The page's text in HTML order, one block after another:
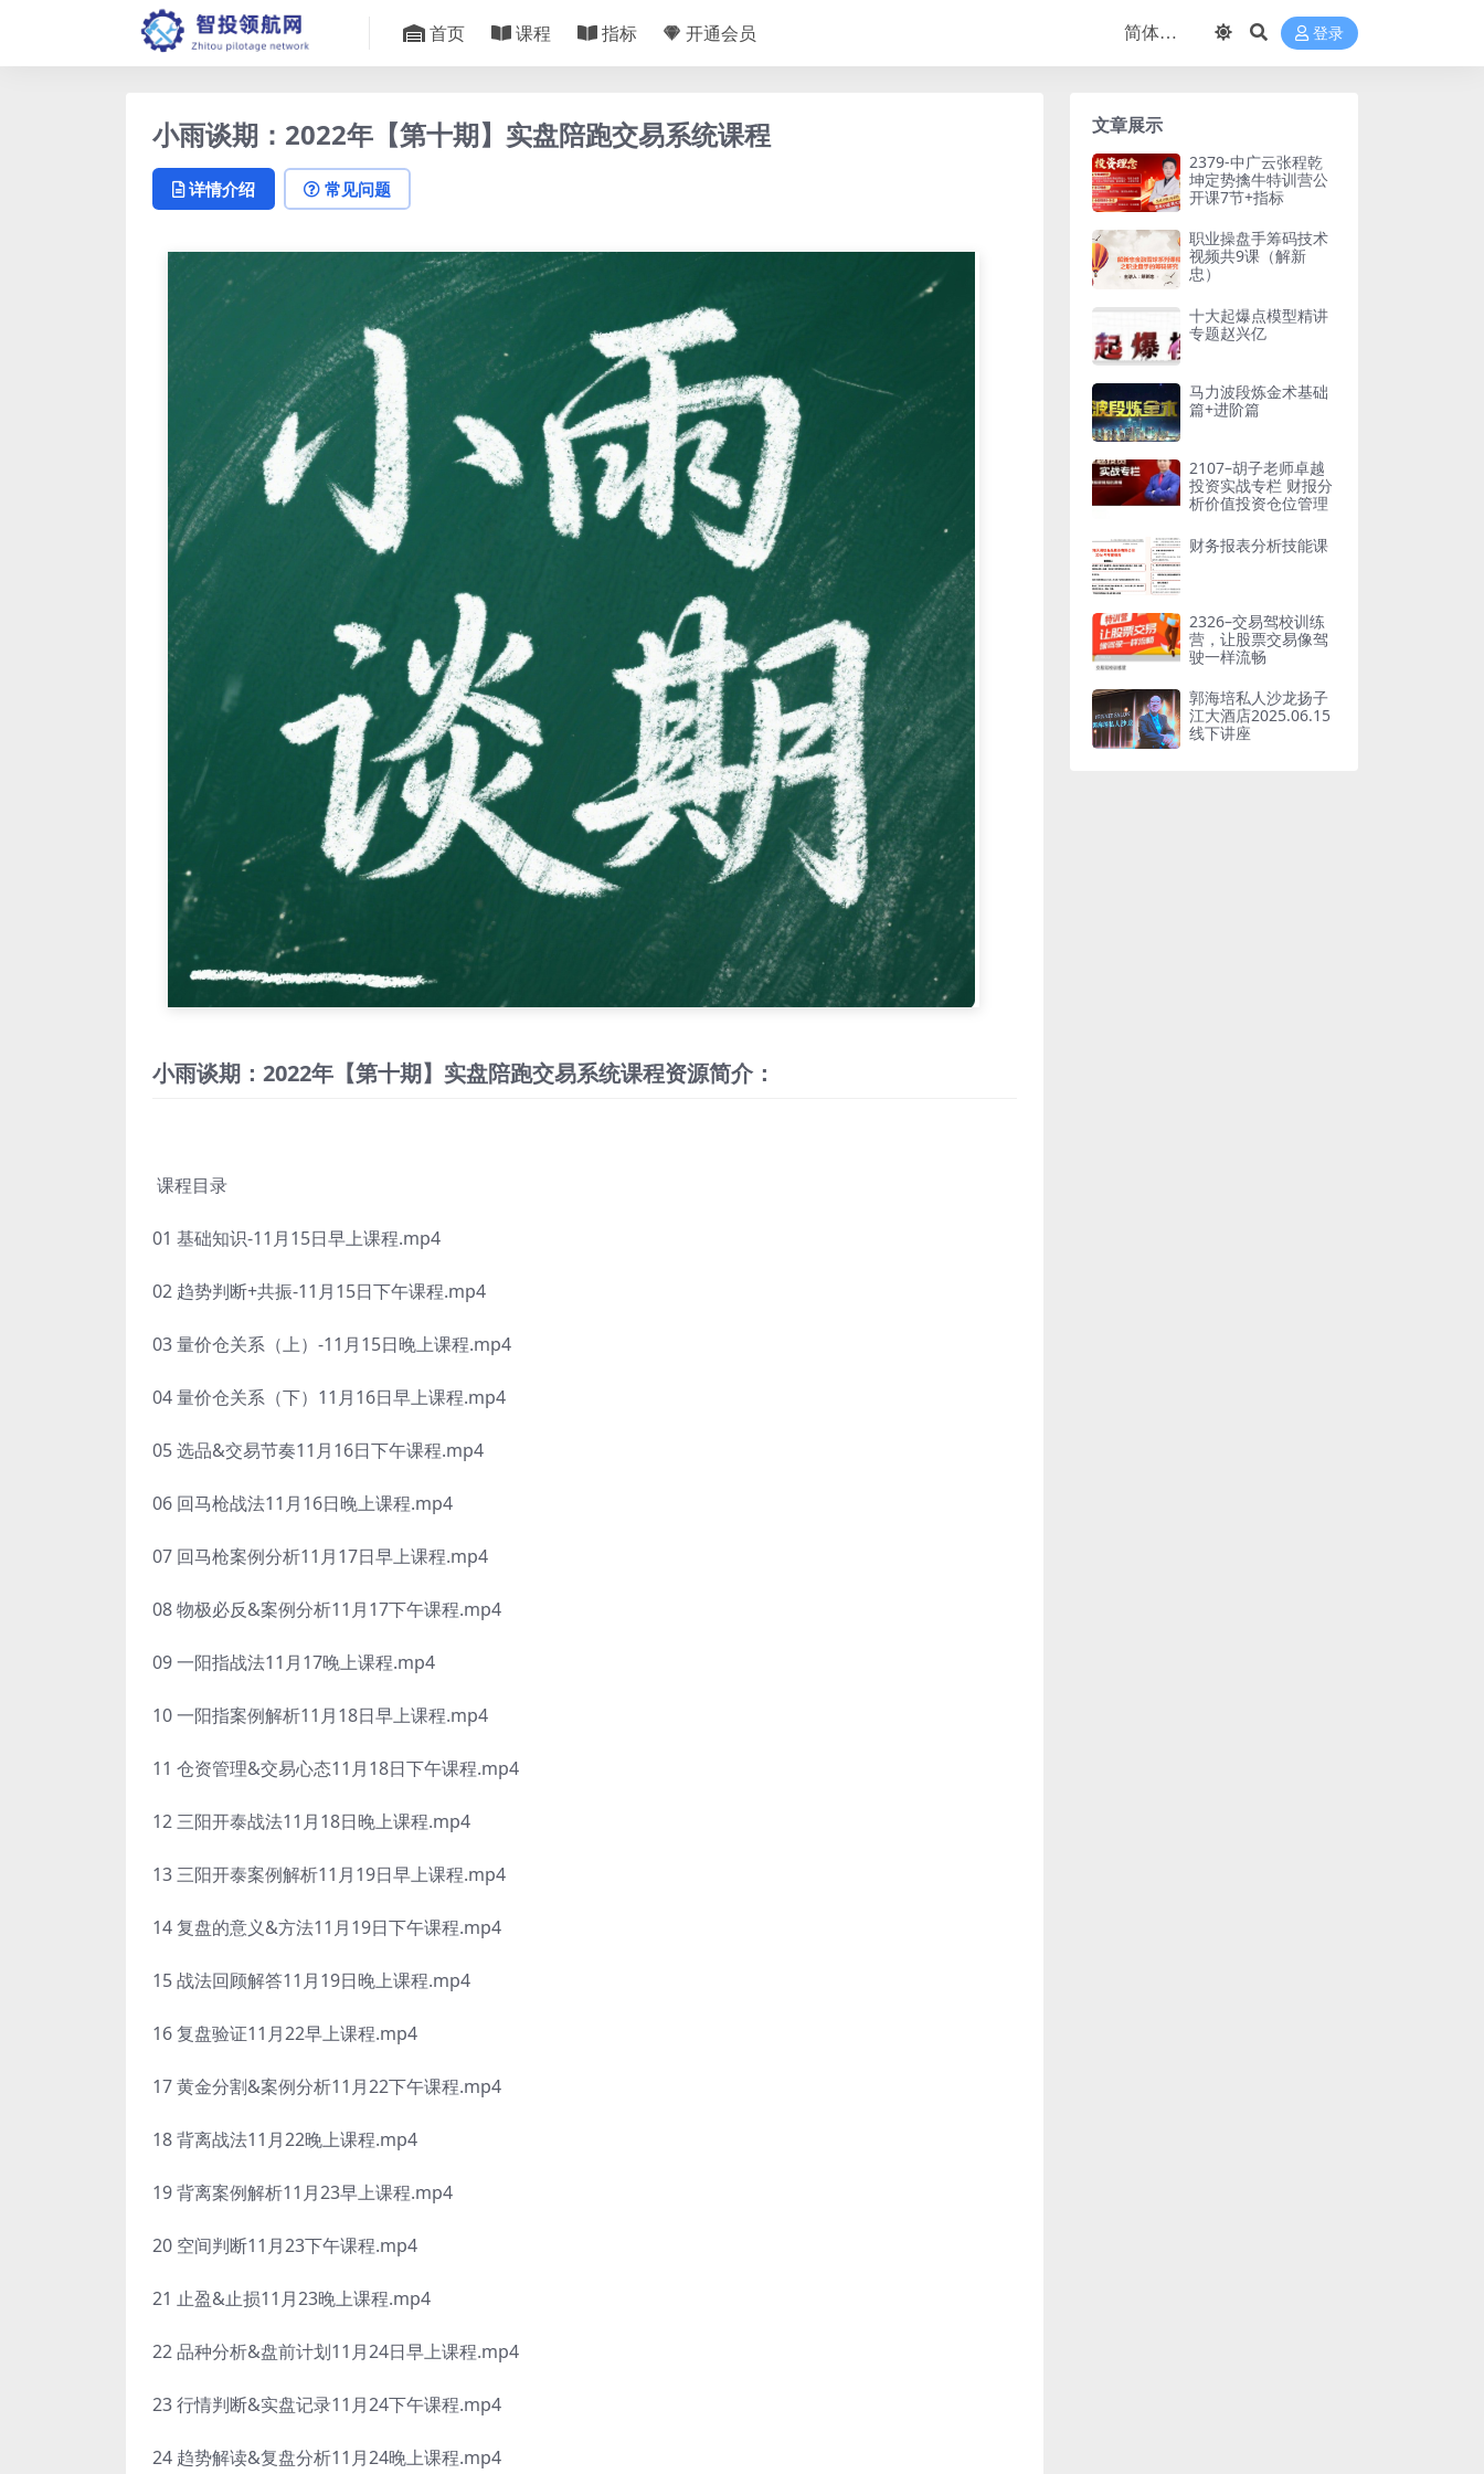
首页 课程 指标 开通会员 登录
小雨谈期：2022年【第十期】实盘陪跑交易系统课程
详情介绍 常见问题
小雨谈期：2022年【第十期】实盘陪跑交易系统课程资源简介：
课程目录
01 基础知识-11月15日早上课程.mp4
02 趋势判断+共振-11月15日下午课程.mp4
03 量价仓关系（上）-11月15日晚上课程.mp4
04 量价仓关系（下）11月16日早上课程.mp4
05 选品&交易节奏11月16日下午课程.mp4
06 回马枪战法11月16日晚上课程.mp4
07 回马枪案例分析11月17日早上课程.mp4
08 物极必反&案例分析11月17下午课程.mp4
09 一阳指战法11月17晚上课程.mp4
10 一阳指案例解析11月18日早上课程.mp4
11 仓资管理&交易心态11月18日下午课程.mp4
12 三阳开泰战法11月18日晚上课程.mp4
13 三阳开泰案例解析11月19日早上课程.mp4
14 复盘的意义&方法11月19日下午课程.mp4
15 战法回顾解答11月19日晚上课程.mp4
16 复盘验证11月22早上课程.mp4
17 黄金分割&案例分析11月22下午课程.mp4
18 背离战法11月22晚上课程.mp4
19 背离案例解析11月23早上课程.mp4
20 空间判断11月23下午课程.mp4
21 止盈&止损11月23晚上课程.mp4
22 品种分析&盘前计划11月24日早上课程.mp4
23 行情判断&实盘记录11月24下午课程.mp4
24 趋势解读&复盘分析11月24晚上课程.mp4
文章展示
2379-中广云张程乾
坤定势擒牛特训营公
开课7节+指标
职业操盘手筹码技术
视频共9课（解新
忠）
十大起爆点模型精讲
专题赵兴亿
马力波段炼金术基础
篇+进阶篇
2107–胡子老师卓越
投资实战专栏 财报分
析价值投资仓位管理
财务报表分析技能课
2326–交易驾校训练
营，让股票交易像驾
驶一样流畅
郭海培私人沙龙扬子
江大酒店2025.06.15
线下讲座